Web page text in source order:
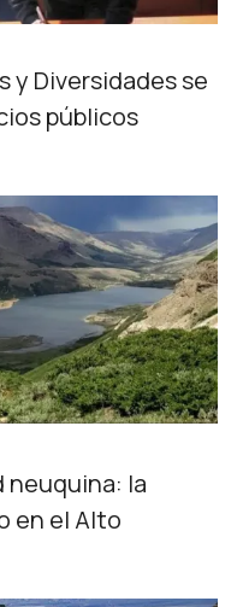
y Diversidades se
públicos
neuquina: la
en el Alto